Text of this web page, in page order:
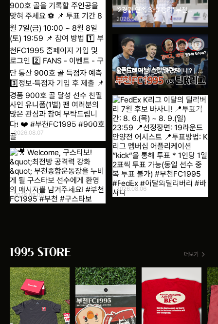
⚽ 부천FC1995 구단 통산 900
호 골 득점자 예측 이벤트! 🔴⚫
구단 통산 900호 골 달성까지 단
2골! 다가오는 경기에서 900호
골을 기록할 주인공을 맞혀 주세요
⚽ 📌 투표 기간 8월 7일(금)
10:00 ~ 8월 8일(토) 19:59 📌
참여 방법 1️⃣ 부천FC1995 홈페
이지 가입 및 로그인 2️⃣ FANS -
다! ❤️ #부천FC1995 #900호
2026.08.07
‘2경기 연속 3-0 승리’ 부천
FC1995, 광주FC 상대로 상승세
잇는다
2026.08.07
갈레고! 태현! 행복해 보이네? | 팀
K리그 오픈트레이닝
2026.08.06
FedEx K리그 이달의 딜리버리 7
월 후보 바사니! 📍투표기간: 8.
6.(목) ~ 8. 9.(일) 23:59 📍선
2026.08.06
🎥 Welcome, 구스타보! &quot;
최전방 공격력 강화&quot; 부천
종합운동장을 누비게 될 구스타보
2026.08.06
1995 STORE 더보기